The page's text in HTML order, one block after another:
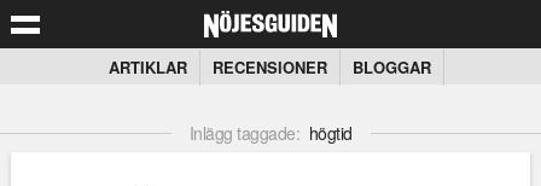
ARTIKLAR RECENSIONER BLOGGAR
Inlägg taggade: högtid